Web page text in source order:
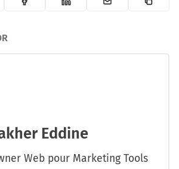
Eddine
Web pour Marketing Tools